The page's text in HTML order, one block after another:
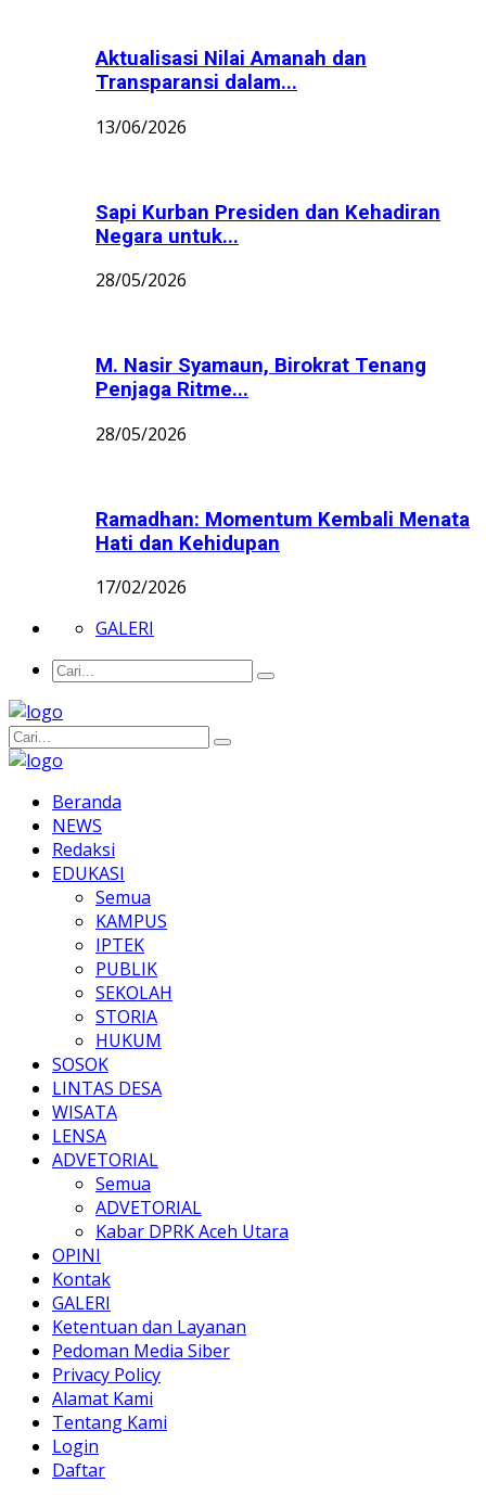
Aktualisasi Nilai Amanah dan
Transparansi dalam...
13/06/2026
Sapi Kurban Presiden dan Kehadiran
Negara untuk...
28/05/2026
M. Nasir Syamaun, Birokrat Tenang
Penjaga Ritme...
28/05/2026
Ramadhan: Momentum Kembali Menata
Hati dan Kehidupan
17/02/2026
GALERI
Beranda
NEWS
Redaksi
EDUKASI
Semua
KAMPUS
IPTEK
PUBLIK
SEKOLAH
STORIA
HUKUM
SOSOK
LINTAS DESA
WISATA
LENSA
ADVETORIAL
Semua
ADVETORIAL
Kabar DPRK Aceh Utara
OPINI
Kontak
GALERI
Ketentuan dan Layanan
Pedoman Media Siber
Privacy Policy
Alamat Kami
Tentang Kami
Login
Daftar